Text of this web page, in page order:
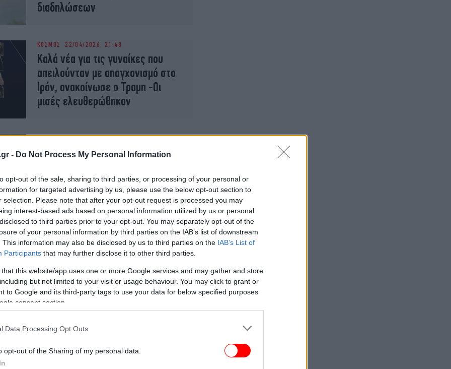
- Do Not Process My Personal Information
opt-out of the sale, sharing to third parties, or processing of your personal or
for targeted advertising by us, please use the below opt-out section to
selection. Please note that after your opt-out request is processed you may
interest-based ads based on personal information utilized by us or personal
to third parties prior to your opt-out. You may separately opt-out of the
of your personal information by third parties on the IAB’s list of downstream
This information may also be disclosed by us to third parties on the IAB’s List of
Participants that may further disclose it to other third parties.
that this website/app uses one or more Google services and may gather and store
but not limited to your visit or usage behaviour. You may click to grant or
to Google and its third-party tags to use your data for below specified purposes
consent section.
Data Processing Opt Outs
opt-out of the Sharing of my personal data.
διαδηλώσεων
ΚΟΣΜΟΣ 22/04/2026 21:48
Καλά νέα για τις γυναίκες που
απειλούνταν με απαγχονισμό στο
Ιράν, ανακοίνωσε ο Τραμπ -Οι
μισές ελευθερώθηκαν
ΚΟΣΜΟΣ 21/04/2026 18:36
Ο Τραμπ ζητά από το Ιράν μην
καταδικασμένες σε απαγχονισμό
-«Σπουδαία αρχή για τις
διαπραγματεύσεις»
ΕΛΛΑΔΑ 21/04/2026 09:21
Τραγωδία στο Αγρίνιο: 40χρονος
βρέθηκε απαγχονισμένος σε
αποθήκη στο σπίτι του -Ήταν
πατέρας ενός παιδιού
ΕΛΛΑΔΑ 09/03/2026 07:37